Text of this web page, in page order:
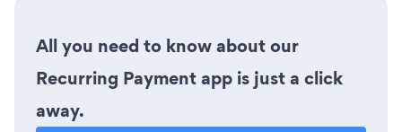
All you need to know about our
Recurring Payment app is just a click
away.